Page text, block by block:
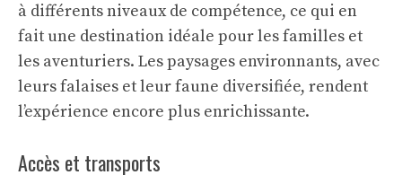
à différents niveaux de compétence, ce qui en
fait une destination idéale pour les familles et
les aventuriers. Les paysages environnants, avec
leurs falaises et leur faune diversifiée, rendent
l’expérience encore plus enrichissante.
Accès et transports